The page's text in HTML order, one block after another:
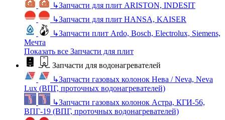
↳Запчасти для плит ARISTON, INDESIT
↳Запчасти для плит HANSA, KAISER
↳Запчасти плит Ardo, Bosch, Electrolux, Siemens,
Мечта
Показать все Запчасти для плит
Запчасти для водонагревателей
↳Запчасти газовых колонок Нева / Neva, Neva
Lux (ВПГ, проточных водонагревателей)
↳Запчасти газовых колонок Астра, КГИ-56,
ВПГ-19 (ВПГ, проточных водонагревателей)